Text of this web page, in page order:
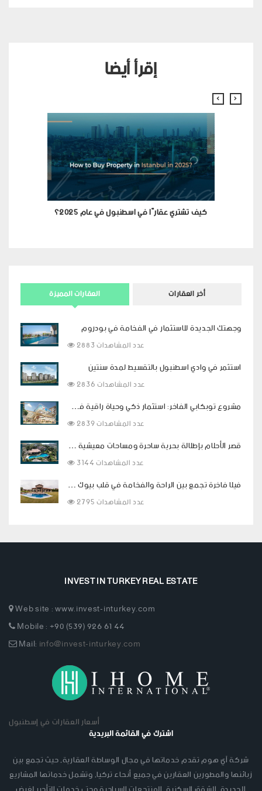
إقرأ أيضا
كيف تشتري عقارًا في اسطنبول في عام 2025؟
العقارات المميزة أخر العقارات
وجهتك الجديدة للاستثمار في الفخامة في بودروم
2883 عدد المشاهدات
استثمر في وادي اسطنبول بالتقسيط لمدة سنتين
2836 عدد المشاهدات
مشروع توبكابي الفاخر: استثمار ذكي وحياة راقية في قلب اسطنبول
2839 عدد المشاهدات
قصر الأحلام بإطلالة بحرية ساحرة ومساحات معيشية فاخرة في بودروم
3144 عدد المشاهدات
فيلا فاخرة تجمع بين الراحة والفخامة في قلب بيوك شكمجة
2795 عدد المشاهدات
INVEST IN TURKEY REAL ESTATE
Web site : www.invest-inturkey.com
Mobile : +90 (539) 926 61 44
Mail:info@invest-inturkey.com
أسعار العقارات في إسطنبول
اشترك في القائمة البريدية
شركة آي هوم تقدم خدماتها في مجال الوساطة العقارية, حيث تجمع بين
زبائنها والمطورين العقارين في جميع أنحاء تركيا, وتشمل خدماتها المشاريع